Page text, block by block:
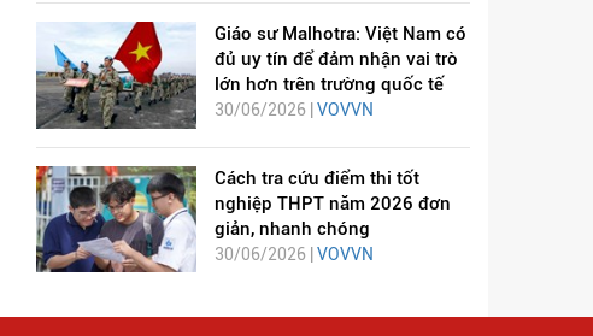
Giáo sư Malhotra: Việt Nam có
đủ uy tín để đảm nhận vai trò
lớn hơn trên trường quốc tế
30/06/2026 | VOVVN
Cách tra cứu điểm thi tốt
nghiệp THPT năm 2026 đơn
giản, nhanh chóng
30/06/2026 | VOVVN